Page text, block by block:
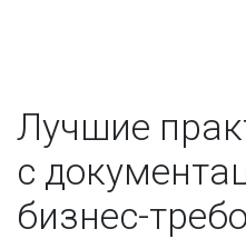
Лучшие
с
бизнес-